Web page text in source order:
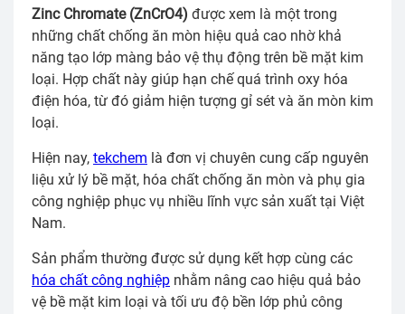
Zinc Chromate (ZnCrO4) được xem là một trong
những chất chống ăn mòn hiệu quả cao nhờ khả
năng tạo lớp màng bảo vệ thụ động trên bề mặt kim
loại. Hợp chất này giúp hạn chế quá trình oxy hóa
điện hóa, từ đó giảm hiện tượng gỉ sét và ăn mòn kim
loại.
Hiện nay, tekchem là đơn vị chuyên cung cấp nguyên
liệu xử lý bề mặt, hóa chất chống ăn mòn và phụ gia
công nghiệp phục vụ nhiều lĩnh vực sản xuất tại Việt
Nam.
Sản phẩm thường được sử dụng kết hợp cùng các
hóa chất công nghiệp nhằm nâng cao hiệu quả bảo
vệ bề mặt kim loại và tối ưu độ bền lớp phủ công